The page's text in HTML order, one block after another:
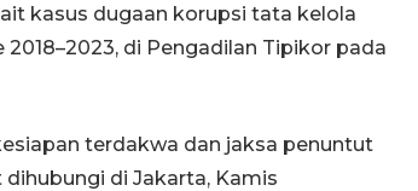
kasus dugaan korupsi tata kelola
di Pengadilan Tipikor pada
terdakwa dan jaksa penuntut
di Jakarta, Kamis